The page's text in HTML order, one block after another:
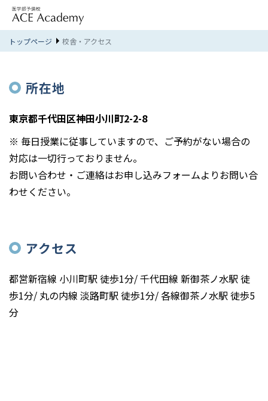
トップページ 校舎・アクセス
所在地
東京都千代田区神田小川町2-2-8
※ 毎日授業に従事していますので、ご予約がない場合の
対応は一切行っておりません。
お問い合わせ・ご連絡はお申し込みフォームよりお問い合
わせください。
アクセス
都営新宿線 小川町駅 徒歩1分/ 千代田線 新御茶ノ水駅 徒
歩1分/ 丸の内線 淡路町駅 徒歩1分/ 各線御茶ノ水駅 徒歩5
分